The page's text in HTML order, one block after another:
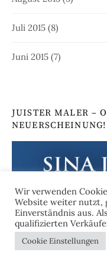
Juli 2015 (8)
Juni 2015 (7)
JUISTER MALER –
NEUERSCHEINUNG!
Wir verwenden
Website weiter nutzt,
Einverständnis aus.
qualifizierten
Cookie Einstellungen